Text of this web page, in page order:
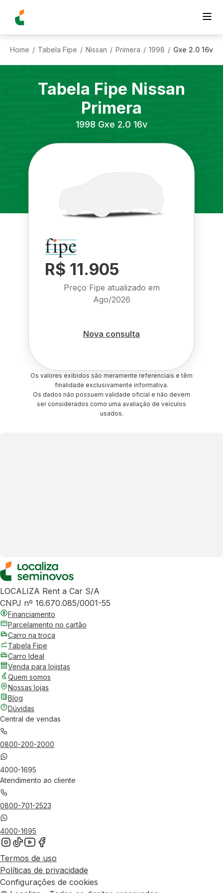
Home / Tabela Fipe / Nissan / Primera / 1998 / Gxe 2.0 16v
Tabela Fipe Nissan
Primera
1998 Gxe 2.0 16v
R$ 11.905
Preço Fipe atualizado em
Ago/2026
Nova consulta
Os valores exibidos são meramente referenciais e têm
finalidade exclusivamente informativa.
Os dados não possuem validade oficial e não devem
ser considerados como uma avaliação de veículos
usados.
LOCALIZA Rent a Car S/A
CNPJ nº 16.670.085/0001-55
Financiamento
Parcelamento no cartão
Carro na troca
Tabela Fipe
Carro Ideal
Venda para lojistas
Quem somos
Nossas lojas
Blog
Dúvidas
Central de vendas
0800-200-2000
4000-1695
Atendimento ao cliente
0800-701-2523
4000-1695
Termos de uso
Políticas de privacidade
Configurações de cookies